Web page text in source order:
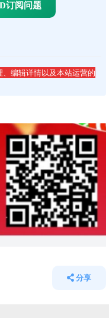
订阅问题
编辑详情以及本站运营的
分享